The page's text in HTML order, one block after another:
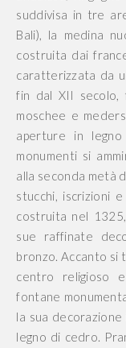
suddivisa in tre
Bali), la medina
costruita dai
caratterizzata da
fin dal XII secolo,
moschee e
aperture in
monumenti si
alla seconda metà
stucchi, iscrizioni
costruita nel
sue raffinate
bronzo. Accanto si
centro religioso
fontane
la sua
legno di cedro.